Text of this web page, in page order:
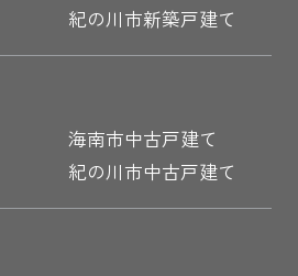
紀の川市新築戸建て
海南市中古戸建て
紀の川市中古戸建て